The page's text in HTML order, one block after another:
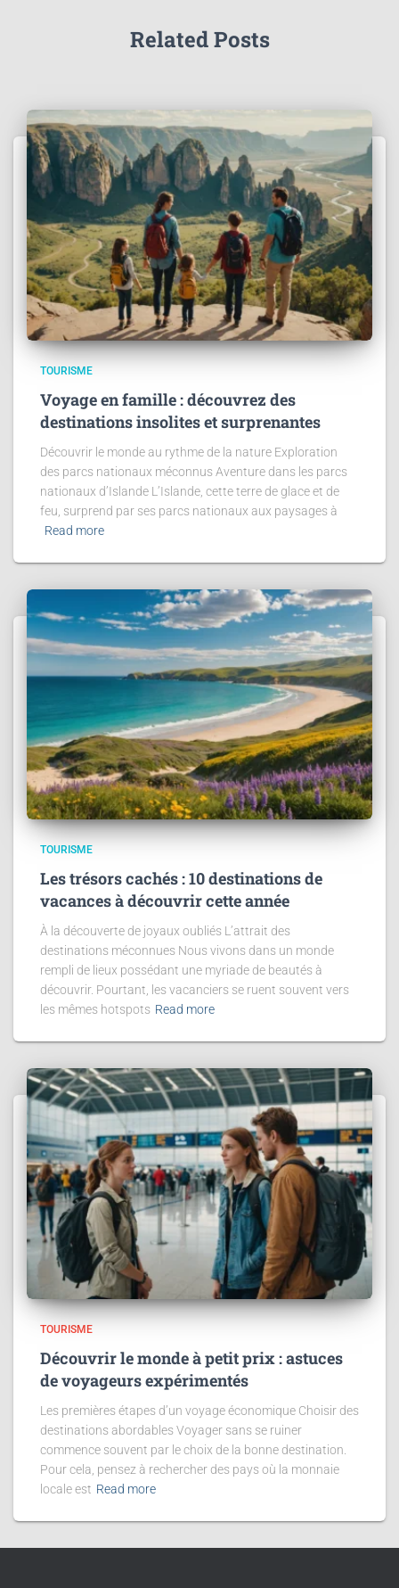
Related Posts
TOURISME
Voyage en famille : découvrez des
destinations insolites et surprenantes
Découvrir le monde au rythme de la nature Exploration
des parcs nationaux méconnus Aventure dans les parcs
nationaux d’Islande L’Islande, cette terre de glace et de
feu, surprend par ses parcs nationaux aux paysages à
Read more
TOURISME
Les trésors cachés : 10 destinations de
vacances à découvrir cette année
À la découverte de joyaux oubliés L’attrait des
destinations méconnues Nous vivons dans un monde
rempli de lieux possédant une myriade de beautés à
découvrir. Pourtant, les vacanciers se ruent souvent vers
les mêmes hotspots Read more
TOURISME
Découvrir le monde à petit prix : astuces
de voyageurs expérimentés
Les premières étapes d’un voyage économique Choisir des
destinations abordables Voyager sans se ruiner
commence souvent par le choix de la bonne destination.
Pour cela, pensez à rechercher des pays où la monnaie
locale est Read more